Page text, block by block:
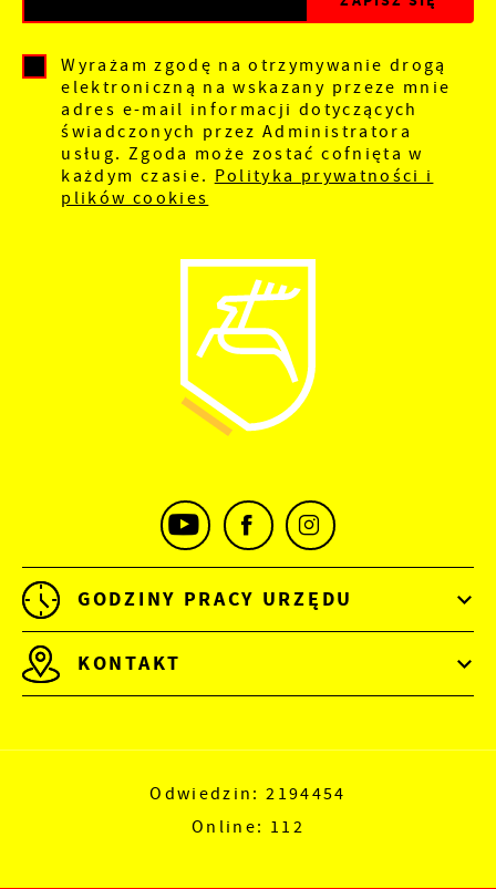
Wyrażam zgodę na otrzymywanie drogą
elektroniczną na wskazany przeze mnie
adres e-mail informacji dotyczących
świadczonych przez Administratora
usług. Zgoda może zostać cofnięta w
każdym czasie. Polityka prywatności i
plików cookies
GODZINY PRACY URZĘDU
KONTAKT
Odwiedzin: 2194454
Online: 112